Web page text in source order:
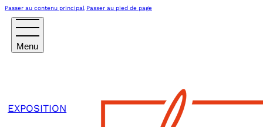
Passer au contenu principal Passer au pied de page
EXPOSITION